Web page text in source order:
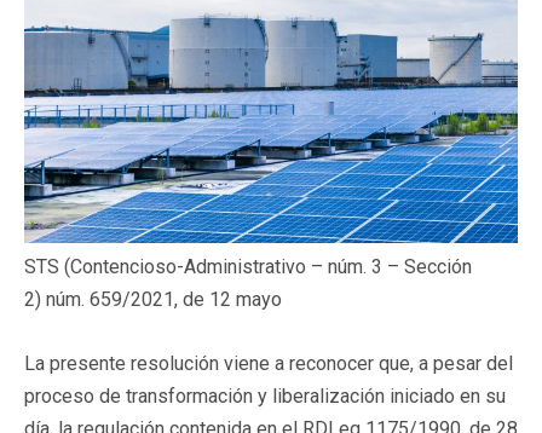
STS (Contencioso-Administrativo – núm. 3 – Sección
2) núm. 659/2021, de 12 mayo
La presente resolución viene a reconocer que, a pesar del
proceso de transformación y liberalización iniciado en su
día, la regulación contenida en el RDLeg 1175/1990, de 28